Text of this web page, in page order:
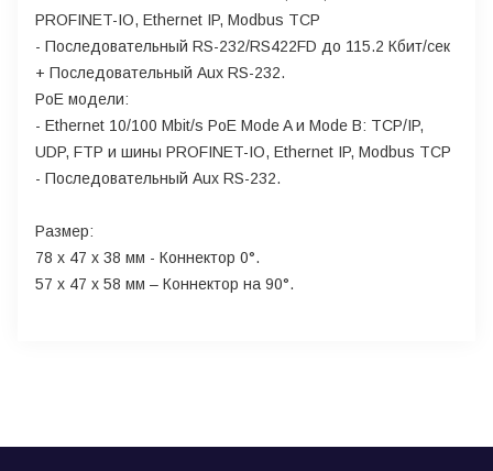
PROFINET-IO, Ethernet IP, Modbus TCP
- Последовательный RS-232/RS422FD до 115.2 Кбит/сек
+ Последовательный Aux RS-232.
PoE модели:
- Ethernet 10/100 Mbit/s PoE Mode A и Mode B: TCP/IP,
UDP, FTP и шины PROFINET-IO, Ethernet IP, Modbus TCP
- Последовательный Aux RS-232.
Размер:
78 x 47 x 38 мм - Коннектор 0°.
57 x 47 x 58 мм – Коннектор на 90°.